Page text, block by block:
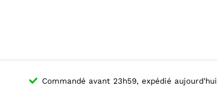
Commandé avant 23h59, expédié aujourd'hui